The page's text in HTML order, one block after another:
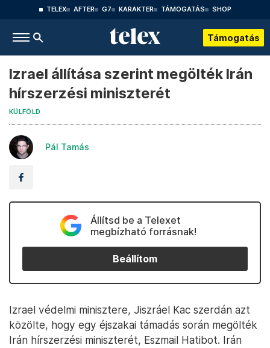
TELEX AFTER G7 KARAKTER TÁMOGATÁS SHOP
Támogatás
Izrael állítása szerint megölték Irán
hírszerzési miniszterét
KÜLFÖLD
Pál Tamás
Állítsd be a Telexet
megbízható forrásnak!
Beállítom
Izrael védelmi minisztere, Jiszráel Kac szerdán azt
közölte, hogy egy éjszakai támadás során megölték
Irán hírszerzési miniszterét, Eszmail Hatibot. Irán